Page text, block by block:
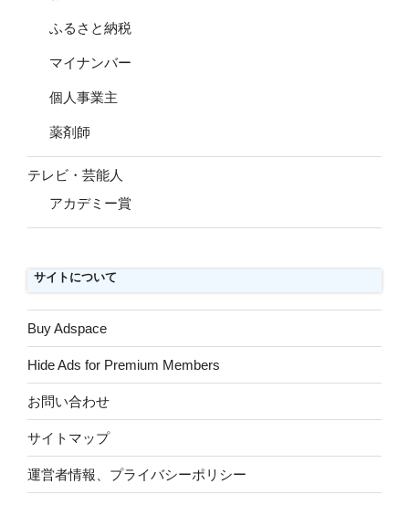
ふるさと納税
マイナンバー
個人事業主
薬剤師
テレビ・芸能人
アカデミー賞
サイトについて
Buy Adspace
Hide Ads for Premium Members
お問い合わせ
サイトマップ
運営者情報、プライバシーポリシー